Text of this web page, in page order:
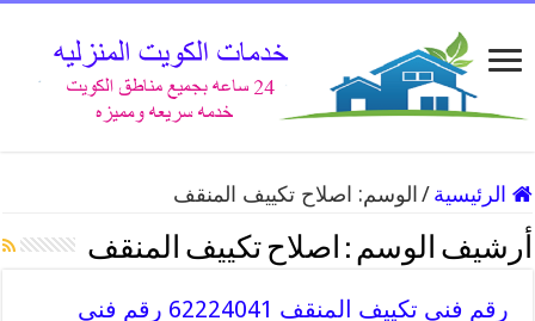
الرئيسية / الوسم: اصلاح تكييف المنقف
أرشيف الوسم : اصلاح تكييف المنقف
رقم فني تكييف المنقف 62224041 رقم فني